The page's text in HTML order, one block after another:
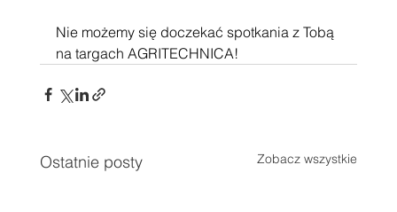
Nie możemy się doczekać spotkania z Tobą
na targach AGRITECHNICA!
Ostatnie posty Zobacz wszystkie